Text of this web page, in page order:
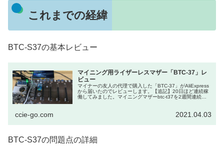
これまでの経緯
BTC-S37の基本レビュー
マイニング用ライザーレスマザー「BTC-37」レ
ビュー
マイナーの友人の代理で購入した「BTC-37」がAliExpress
から届いたのでレビューします。【追記】20日ほど連続稼
働してみました。マイニングマザーbtc-t37を2週間連続稼
ccie-go.com 2021.04.03
BTC-S37の問題点の詳細